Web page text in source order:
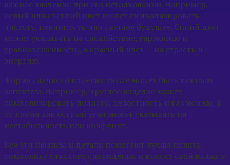
важное значение при его истолковании. Например,
белый или светлый цвет может символизировать
чистоту, невинность или светлое будущее. Cиний цвет
может указывать на спокойствие, гармонию и
уравновешенность, а красный цвет — на страсть и
энергию.
Форма сладкого изделия также может быть важным
аспектом. Например, круглое изделие может
символизировать полноту, целостность и гармонию, в
то время как острый угол может указывать на
нестабильность или конфликт.
Все эти нюансы и детали помогают лучше понять
символику сладкого сновидения и вносят свой вклад в